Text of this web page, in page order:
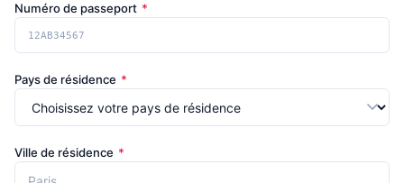
Numéro de passeport *
Pays de résidence *
Ville de résidence *